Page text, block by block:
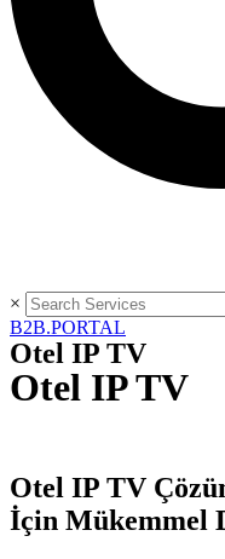
×
B2B.PORTAL
Otel IP TV
Otel IP TV
Otel IP TV
İçin Mükemmel